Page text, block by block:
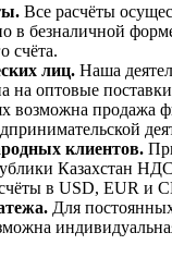
Все расчёты
в безналичной
счёта.
лиц. Наша
на оптовые
возможна продажа
клиентов.
Казахстан НДС
в USD, EUR и
Для